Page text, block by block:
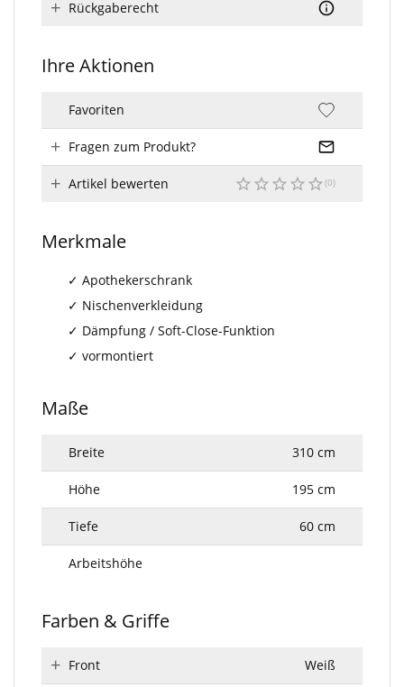
Rückgaberecht
Ihre Aktionen
Favoriten
Fragen zum Produkt?
Artikel bewerten
Merkmale
Apothekerschrank
Nischenverkleidung
Dämpfung / Soft-Close-Funktion
vormontiert
Maße
Breite 310 cm
Höhe 195 cm
Tiefe 60 cm
Arbeitshöhe
Farben & Griffe
Front Weiß